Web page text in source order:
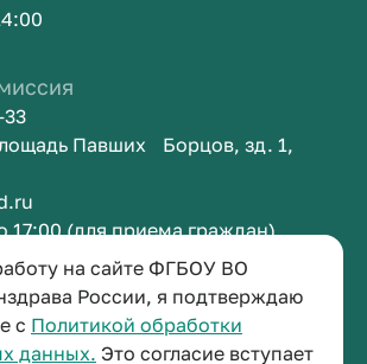
на сайте ФГБОУ ВО
России, я подтверждаю
с Политикой обработки
данных. Это согласие вступает
33
Павших Борцов, зд. 1,
17:00 (для приема граждан)
05
Павших Борцов, зд. 1,